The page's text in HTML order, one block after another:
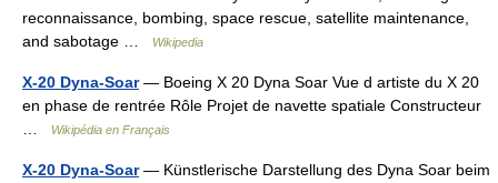
reconnaissance, bombing, space rescue, satellite maintenance,
and sabotage …
Wikipedia
X-20 Dyna-Soar— Boeing X 20 Dyna Soar Vue d artiste du X 20
en phase de rentrée Rôle Projet de navette spatiale Constructeur
…
Wikipédia en Français
X-20 Dyna-Soar— Künstlerische Darstellung des Dyna Soar beim